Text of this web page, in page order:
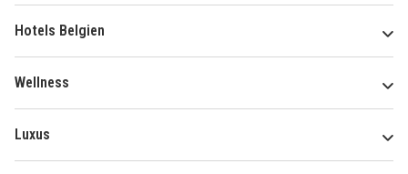
Hotels Belgien
Wellness
Luxus